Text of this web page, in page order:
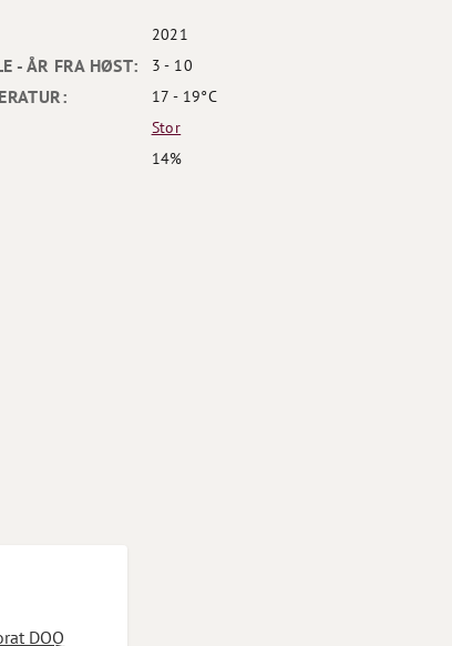
2021
- ÅR FRA HØST: 3 - 10
17 - 19°C
Stor
14%
DOQ